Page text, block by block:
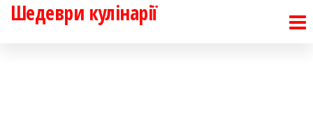
Перейти
Шедеври кулінарії